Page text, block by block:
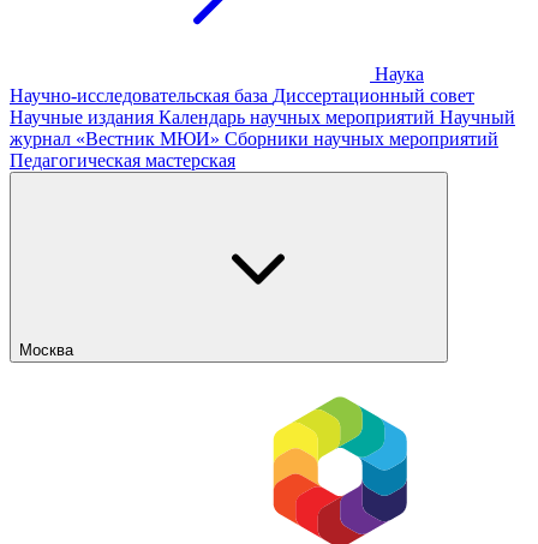
Наука
Научно-исследовательская база Диссертационный совет
Научные издания Календарь научных мероприятий Научный
журнал «Вестник МЮИ» Сборники научных мероприятий
Педагогическая мастерская
Москва